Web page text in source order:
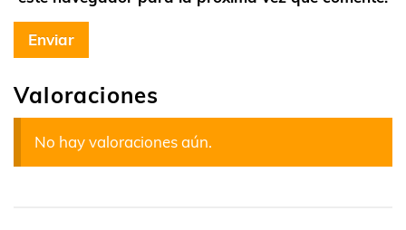
Valoraciones
No hay valoraciones aún.